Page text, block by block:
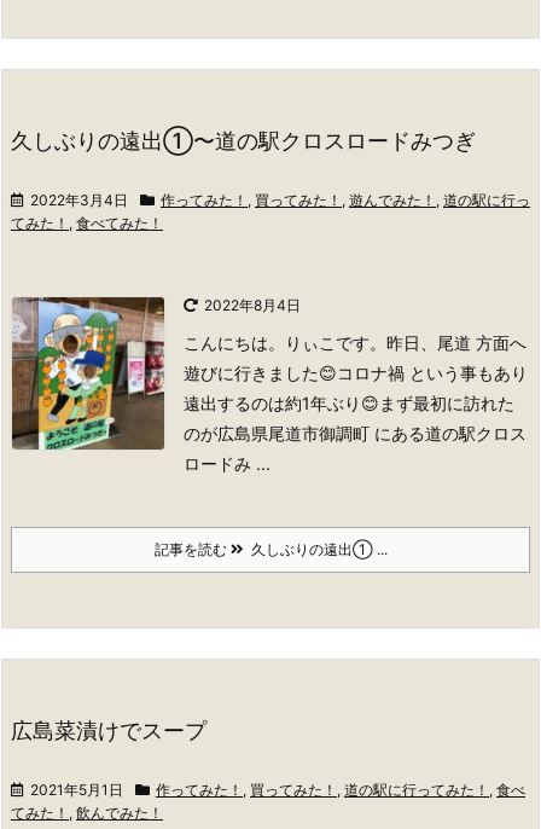
久しぶりの遠出①〜道の駅クロスロードみつぎ
2022年3月4日 作ってみた！ , 買ってみた！ , 遊んでみた！ , 道の駅に行っ
てみた！ , 食べてみた！
2022年8月4日
こんにちは。りぃこです。 昨日、尾道 方面へ
遊びに行きました😊コロナ禍 という事もあり
遠出するのは約1年ぶり😊 まず最初に訪れた
のが広島県尾道市御調町 にある道の駅クロス
ロードみ ...
記事を読む 久しぶりの遠出① ...
広島菜漬けでスープ
2021年5月1日 作ってみた！ , 買ってみた！ , 道の駅に行ってみた！ , 食べ
てみた！ , 飲んでみた！